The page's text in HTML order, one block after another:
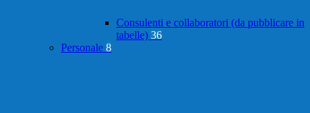
Consulenti e collaboratori (da pubblicare in
tabelle) 36
Personale 8